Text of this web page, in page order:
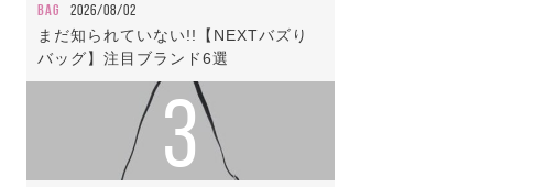
BAG 2026/08/02
まだ知られていない!!【NEXTバズり
バッグ】注目ブランド6選
3